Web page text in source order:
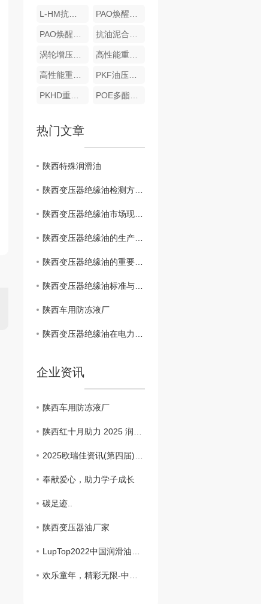
L-HM抗磨液压油 PAO焕醒版合成技术汽油机油
PAO焕醒版全合成机油 抗油泥合成汽油机油
涡轮增压专用全合成机油 高性能重载燃气发动机油
高性能重负荷齿轮油 PKF油压版重负荷柴油机油
PKHD重卡合成机油 POE多酯版全合成机油
热门文章
陕西特殊润滑油
陕西变压器绝缘油检测方法及意义探讨
陕西变压器绝缘油市场现状及发展趋势预测
陕西变压器绝缘油的生产工艺与质量控制研究
陕西变压器绝缘油的重要性及应用领域分析
陕西变压器绝缘油标准与规范的解读与比较
陕西车用防冻液厂
陕西变压器绝缘油在电力行业中的作用及发展趋势
企业资讯
陕西车用防冻液厂
陕西红十月助力 2025 润滑智库论坛：润无止境，智启新势谋发展
2025欧瑞佳资讯(第四届) 西安润滑油产业发展会议润滑油企业参观交流行-陕西红十月发展有限公司！
奉献爱心，助力学子成长
碳足迹..
陕西变压器油厂家
LupTop2022中国润滑油行业自主品牌十强
欢乐童年，精彩无限-中华..传统文化进校园活动